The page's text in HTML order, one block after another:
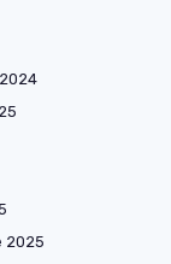
2025